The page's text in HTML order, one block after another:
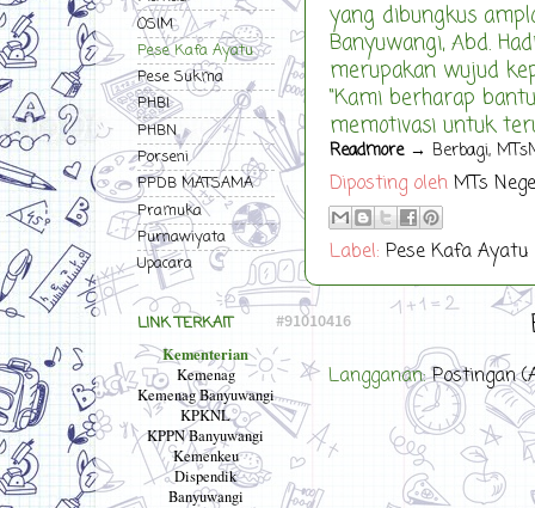
yang dibungkus
Banyuwangi, Abd.
merupakan wujud
“Kami berharap
memotivasi untuk
Readmore→ Berbagi,
Diposting oleh MTs
Label: Pese Kafa Ayatu
Langganan:Postingan
OSIM
Pese Kafa Ayatu
Pese Sukma
PHBI
PHBN
Porseni
PPDB MATSAMA
Pramuka
Purnawiyata
Upacara
LINK TERKAIT
Kementerian
Kemenag
Kemenag Banyuwangi
KPKNL
KPPN Banyuwangi
Kemenkeu
Dispendik
Banyuwangi